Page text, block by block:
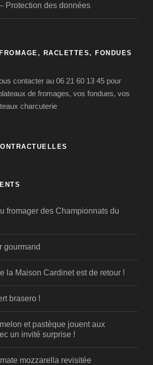
Protection des données
RACLETTES, FONDUES
contacter au 06 21 60 13 45 pour
de fromages, vos fondues, vos
charcuterie
fromager des Championnats du
gourmand
la Maison Cardinet est de retour !
brasero !
et pastèque jouent aux
un invité surprise !
mozzarella revisitée